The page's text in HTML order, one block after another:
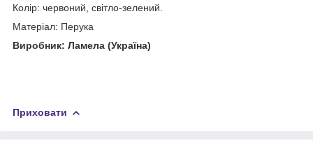
Колір: червоний, світло-зелений.
Матеріал: Перука
Виробник: Ламела (Україна)
Приховати